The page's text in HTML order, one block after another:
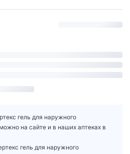
гель для наружного
на сайте и в наших аптеках в
гель для наружного